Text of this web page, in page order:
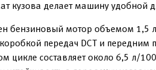
кузова делает машину удобной
бензиновый мотор объемом 1,5
передач DCT и
цикле составляет около 6,5 л/